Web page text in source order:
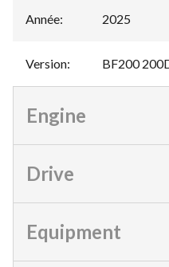
Année: 2025
Version: BF200
Engine
Drive
Equipment